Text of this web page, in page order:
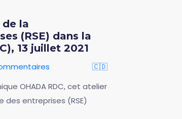
la
(RSE) dans la
13 juillet 2021
🇨🇩
OHADA RDC, cet atelier
entreprises (RSE)